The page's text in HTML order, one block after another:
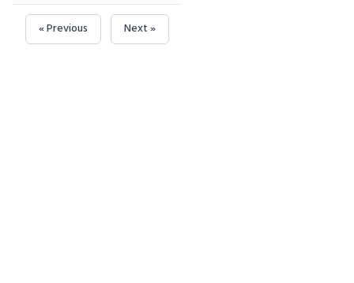
« Previous Next »